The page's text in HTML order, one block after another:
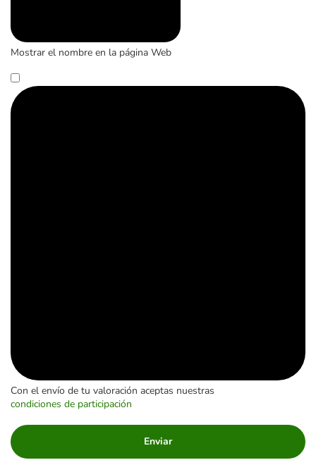
Mostrar el nombre en la página Web
Con el envío de tu valoración aceptas nuestras
condiciones de participación
Enviar